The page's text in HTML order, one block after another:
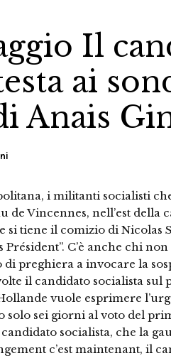
Il
ai
Anais
i militanti socialisti
de Vincennes, nell’est della
si tiene il comizio di Nicolas
C’è anche chi
di preghiera a invocare la
il candidato socialista sul
vuole esprimere
solo sei giorni al voto del
socialista, che la
c’est maintenant, il